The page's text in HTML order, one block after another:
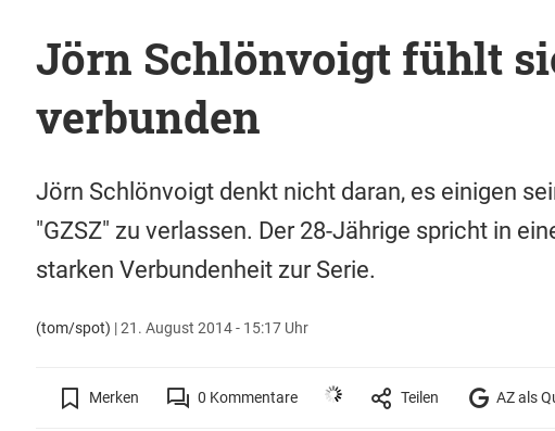
Jörn Schlönvoigt fühlt
verbunden
Jörn Schlönvoigt denkt nicht daran, es einigen
"GZSZ" zu verlassen. Der 28-Jährige spricht in
starken Verbundenheit zur Serie.
(tom/spot) |21. August 2014 - 15:17 Uhr
Merken 0 Kommentare Teilen AZ als